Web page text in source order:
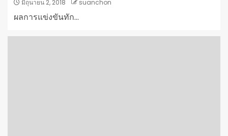
มิถุนายน 2, 2018 suanchon
ผลการแข่งขันทัก...